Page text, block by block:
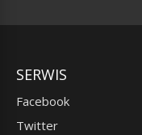
SERWIS
Facebook
Twitter